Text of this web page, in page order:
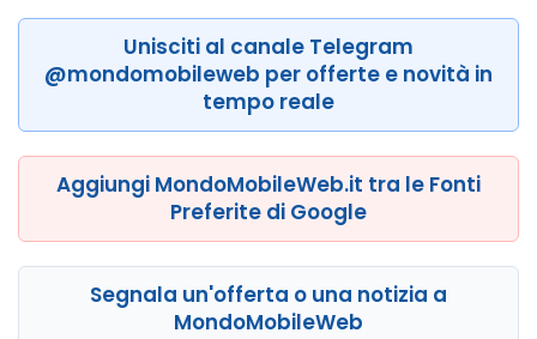
Unisciti al canale Telegram
@mondomobileweb per offerte e novità in
tempo reale
Aggiungi MondoMobileWeb.it tra le Fonti
Preferite di Google
Segnala un'offerta o una notizia a
MondoMobileWeb